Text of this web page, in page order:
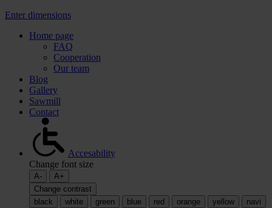
Enter dimensions
Home page
FAQ
Cooperation
Our team
Blog
Gallery
Sawmill
Contact
Accesability
Change font size
A-
A+
Change contrast
black
white green blue red orange yellow navi